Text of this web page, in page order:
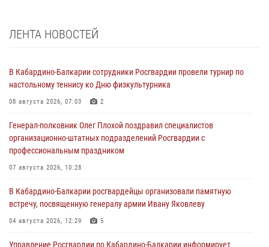
ЛЕНТА НОВОСТЕЙ
В Кабардино-Балкарии сотрудники Росгвардии провели турнир по
настольному теннису ко Дню физкультурника
08 августа 2026, 07:03 2
Генерал-полковник Олег Плохой поздравил специалистов
организационно-штатных подразделений Росгвардии с
профессиональным праздником
07 августа 2026, 10:28
В Кабардино-Балкарии росгвардейцы организовали памятную
встречу, посвященную генералу армии Ивану Яковлеву
04 августа 2026, 12:29 5
Управление Росгвардии по Кабардино-Балкарии информирует